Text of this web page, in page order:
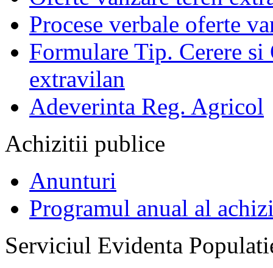
Procese verbale oferte
Formulare Tip. Cerere si
extravilan
Adeverinta Reg. Agricol
Achizitii publice
Anunturi
Programul anual al
Serviciul Evidenta